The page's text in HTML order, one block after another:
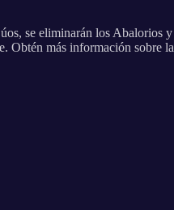
se eliminarán los Abalorios y
Obtén más información sobre la